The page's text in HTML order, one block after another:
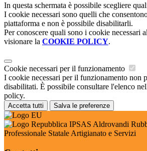
In questa schermata è possibile scegliere
I cookie necessari sono quelli che
piattaforma e non è possibile disabilitarli.
Per conoscere quali sono i cookie necessari
visionare la COOKIE POLICY.
Cookie necessari per il funzionamento
I cookie necessari per il funzionamento non
disabilitati. È possibile consultare l'elenco
policy.
Accetta tutti Salva le preferenze
IPSAS Aldrovandi
Professionale Statale Artigianato e Servizi